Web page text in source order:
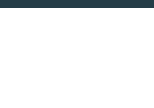
deel deze pagina